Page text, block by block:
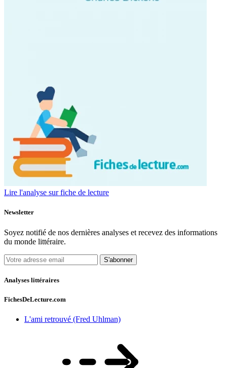
Lire l'analyse sur fiche de lecture
Newsletter
Soyez notifié de nos dernières analyses et recevez des informations
du monde littéraire.
S'abonner
Analyses littéraires
FichesDeLecture.com
L'ami retrouvé (Fred Uhlman)